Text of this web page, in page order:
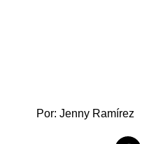
Por: Jenny Ramírez